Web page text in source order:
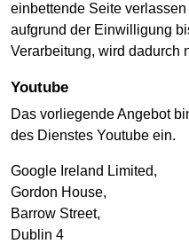
einbettende Seite
aufgrund der Einwilligung
Verarbeitung, wird dadurch
Youtube
Das vorliegende Angebot
des Dienstes Youtube ein.
Google Ireland Limited,
Gordon House,
Barrow Street,
Dublin 4